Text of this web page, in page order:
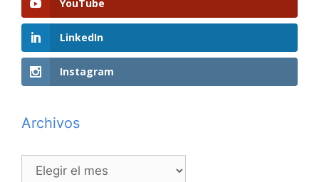
YouTube
LinkedIn
Instagram
Archivos
Archivos